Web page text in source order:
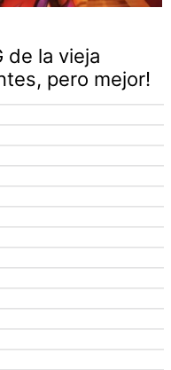
de la vieja
pero mejor!